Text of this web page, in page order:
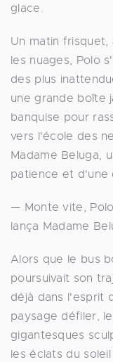
glace.
Un matin
les nuages, Polo
des plus
une grande boîte
banquise pour
vers l'école des
Madame Beluga,
patience et d'une
— Monte vite,
lança Madame
Alors que le bus
poursuivait son
déjà dans l'esprit
paysage défiler,
gigantesques
les éclats du